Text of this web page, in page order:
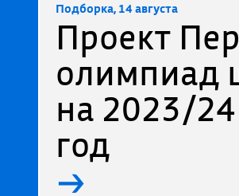
Подборка, 14 августа
Проект
олимпиад
на 2023/
год
→